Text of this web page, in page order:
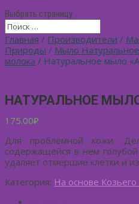
Выбрать страницу
Главная / Производители /
Природы / Мыло Натуральное
молока / Натуральное мыло
НАТУРАЛЬНОЕ
175.00₽
Для проблемной кожи.
содержащейся в нем
удаляет отмершие клетки и
Категория: На основе Козьего